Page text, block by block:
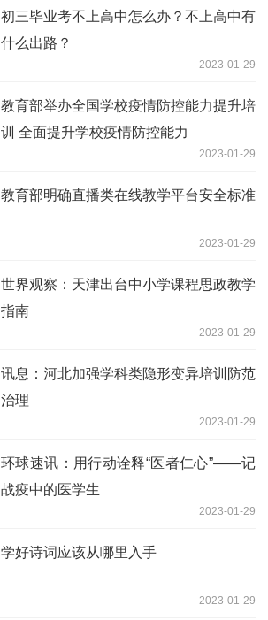
初三毕业考不上高中怎么办？不上高中有
什么出路？
2023-01-29
教育部举办全国学校疫情防控能力提升培
训 全面提升学校疫情防控能力
2023-01-29
教育部明确直播类在线教学平台安全标准
2023-01-29
世界观察：天津出台中小学课程思政教学
指南
2023-01-29
讯息：河北加强学科类隐形变异培训防范
治理
2023-01-29
环球速讯：用行动诠释“医者仁心”——记
战疫中的医学生
2023-01-29
学好诗词应该从哪里入手
2023-01-29